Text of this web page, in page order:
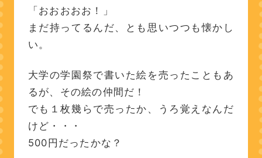
「おおおおお！」
まだ持ってるんだ、とも思いつつも懐かし
い。
大学の学園祭で書いた絵を売ったこともあ
るが、その絵の仲間だ！
でも１枚幾らで売ったか、うろ覚えなんだ
けど・・・
500円だったかな？